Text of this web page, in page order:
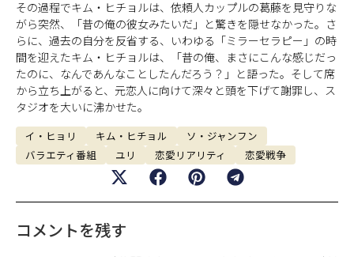
その過程でキム・ヒチョルは、依頼人カップルの葛藤を見守りな
がら突然、「昔の俺の彼女みたいだ」と驚きを隠せなかった。さ
らに、過去の自分を反省する、いわゆる「ミラーセラピー」の時
間を迎えたキム・ヒチョルは、「昔の俺、まさにこんな感じだっ
たのに、なんであんなことしたんだろう？」と語った。そして席
から立ち上がると、元恋人に向けて深々と頭を下げて謝罪し、ス
タジオを大いに沸かせた。
イ・ヒョリ キム・ヒチョル
ソ・ジャンフン
バラエティ番組
ユリ 恋愛リアリティ 恋愛戦争
コメントを残す